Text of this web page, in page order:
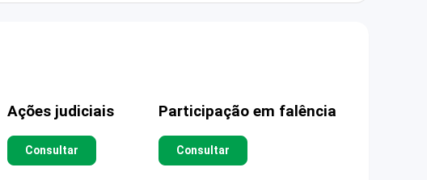
Ações judiciais
Consultar
Participação em falência
Consultar